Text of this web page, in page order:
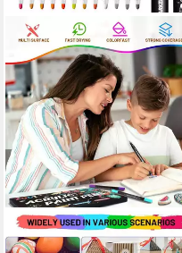
LUXUSKOLLEKTION
Filzstift 24 Farben Acrylstifte